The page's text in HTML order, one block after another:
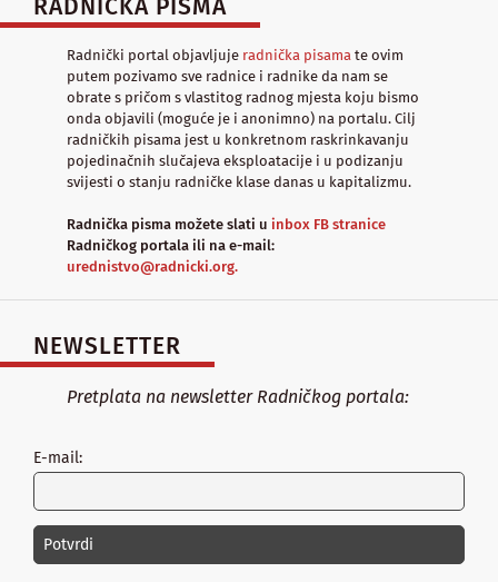
RADNIČKA PISMA
Radnički portal objavljuje radnička pisama te ovim
putem pozivamo sve radnice i radnike da nam se
obrate s pričom s vlastitog radnog mjesta koju bismo
onda objavili (moguće je i anonimno) na portalu. Cilj
radničkih pisama jest u konkretnom raskrinkavanju
pojedinačnih slučajeva eksploatacije i u podizanju
svijesti o stanju radničke klase danas u kapitalizmu.
Radnička pisma možete slati u inbox FB stranice
Radničkog portala ili na e-mail:
urednistvo@radnicki.org.
NEWSLETTER
Pretplata na newsletter Radničkog portala:
E-mail: